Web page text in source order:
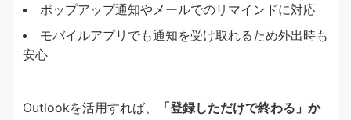
ポップアップ通知やメールでのリマインドに対応
モバイルアプリでも通知を受け取れるため外出時も
安心
Outlookを活用すれば、
「登録しただけで終わる」か